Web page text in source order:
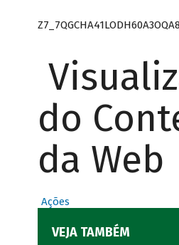
do
da Web
Ações
VEJA TAMBÉM